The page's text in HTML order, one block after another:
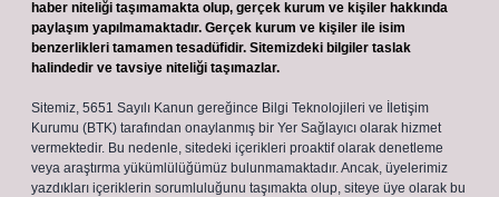
haber niteliği taşımamakta olup, gerçek kurum ve kişiler hakkında
paylaşım yapılmamaktadır. Gerçek kurum ve kişiler ile isim
benzerlikleri tamamen tesadüfidir. Sitemizdeki bilgiler taslak
halindedir ve tavsiye niteliği taşımazlar.
Sitemiz, 5651 Sayılı Kanun gereğince Bilgi Teknolojileri ve İletişim
Kurumu (BTK) tarafından onaylanmış bir Yer Sağlayıcı olarak hizmet
vermektedir. Bu nedenle, sitedeki içerikleri proaktif olarak denetleme
veya araştırma yükümlülüğümüz bulunmamaktadır. Ancak, üyelerimiz
yazdıkları içeriklerin sorumluluğunu taşımakta olup, siteye üye olarak bu